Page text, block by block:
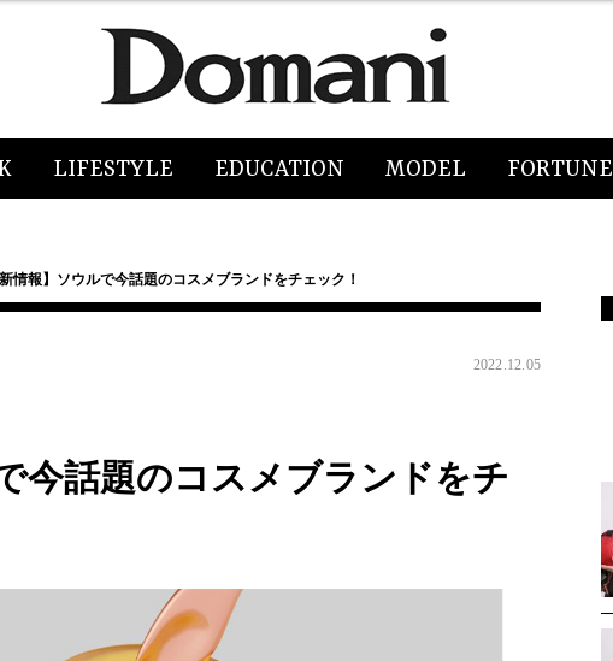
LIFESTYLE EDUCATION MODEL FORTUNE
新情報】ソウルで今話題のコスメブランドをチェック！
2022.12.05
今話題のコスメブランドをチ